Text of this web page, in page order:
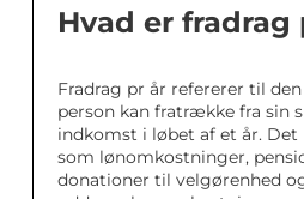
Hvad er fradrag
Fradrag pr år refererer til
person kan fratrække fra sin
indkomst i løbet af et år.
som lønomkostninger,
donationer til velgørenhed